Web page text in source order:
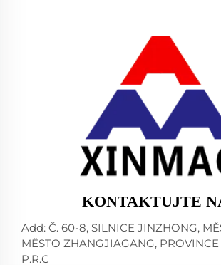
KONTAKTUJTE
Add: Č. 60-8, SILNICE JINZHONG,
MĚSTO ZHANGJIAGANG,
P.R.C